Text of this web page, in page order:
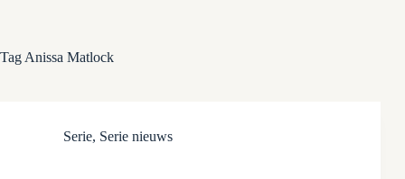
Tag Anissa Matlock
Serie, Serie nieuws